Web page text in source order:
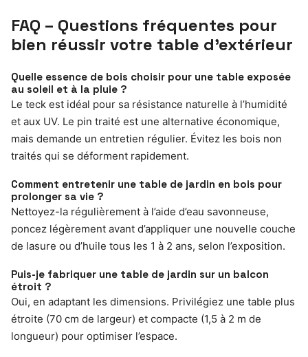
FAQ – Questions fréquentes pour
bien réussir votre table d’extérieur
Quelle essence de bois choisir pour une table exposée
au soleil et à la pluie ?
Le teck est idéal pour sa résistance naturelle à l’humidité
et aux UV. Le pin traité est une alternative économique,
mais demande un entretien régulier. Évitez les bois non
traités qui se déforment rapidement.
Comment entretenir une table de jardin en bois pour
prolonger sa vie ?
Nettoyez-la régulièrement à l’aide d’eau savonneuse,
poncez légèrement avant d’appliquer une nouvelle couche
de lasure ou d’huile tous les 1 à 2 ans, selon l’exposition.
Puis-je fabriquer une table de jardin sur un balcon
étroit ?
Oui, en adaptant les dimensions. Privilégiez une table plus
étroite (70 cm de largeur) et compacte (1,5 à 2 m de
longueur) pour optimiser l’espace.